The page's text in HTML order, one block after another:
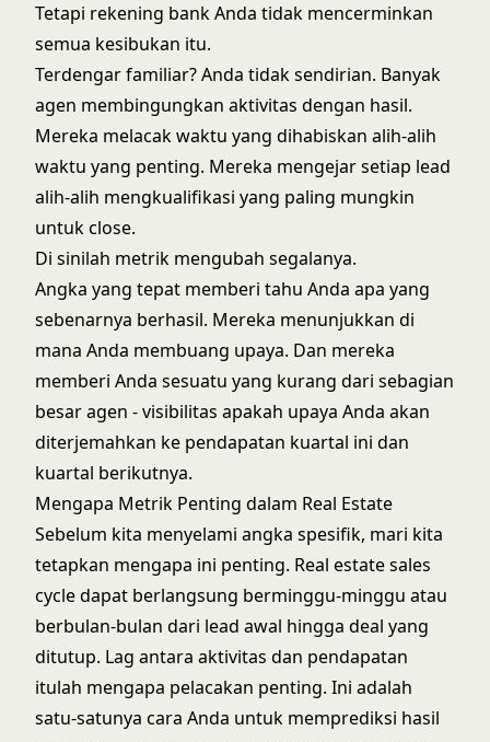
Tetapi rekening bank Anda tidak mencerminkan
semua kesibukan itu.
Terdengar familiar? Anda tidak sendirian. Banyak
agen membingungkan aktivitas dengan hasil.
Mereka melacak waktu yang dihabiskan alih-alih
waktu yang penting. Mereka mengejar setiap lead
alih-alih mengkualifikasi yang paling mungkin
untuk close.
Di sinilah metrik mengubah segalanya.
Angka yang tepat memberi tahu Anda apa yang
sebenarnya berhasil. Mereka menunjukkan di
mana Anda membuang upaya. Dan mereka
memberi Anda sesuatu yang kurang dari sebagian
besar agen - visibilitas apakah upaya Anda akan
diterjemahkan ke pendapatan kuartal ini dan
kuartal berikutnya.
Mengapa Metrik Penting dalam Real Estate
Sebelum kita menyelami angka spesifik, mari kita
tetapkan mengapa ini penting. Real estate sales
cycledapat berlangsung berminggu-minggu atau
berbulan-bulan dari lead awal hingga deal yang
ditutup. Lag antara aktivitas dan pendapatan
itulah mengapa pelacakan penting. Ini adalah
satu-satunya cara Anda untuk memprediksi hasil